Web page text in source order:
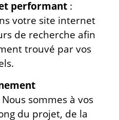
performant :
votre site internet
de recherche afin
trouvé par vos
Nous sommes à vos
du projet, de la